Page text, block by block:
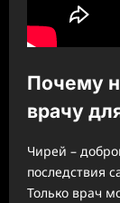
Почему
врачу
Чирей –
последствия
Только врач